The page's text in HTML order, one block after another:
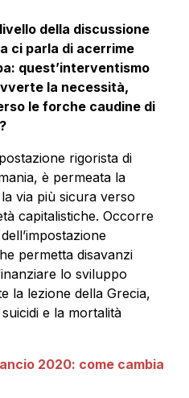
della discussione
ci parla di acerrime
quest’interventismo
la necessità,
le forche caudine di
rigorista di
è permeata la
via più sicura verso
capitalistiche. Occorre
permetta disavanzi
lo sviluppo
la lezione della Grecia,
e la mortalità
2020: come cambia